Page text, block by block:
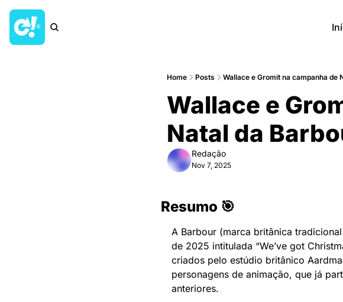
Home Posts Wallace e Gromit na campanha de
Wallace e
Natal da
Redação
Nov 7, 2025
Resumo 🎯
A Barbour (marca britânica
de 2025 intitulada “We’ve got
criados pelo estúdio britânico
personagens de animação, que já
anteriores.